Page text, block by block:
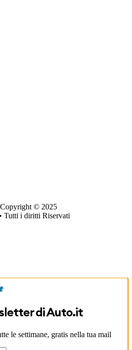
© 2025
Tutti i diritti Riservati
diAuto.it
le settimane, gratis nella tua mail